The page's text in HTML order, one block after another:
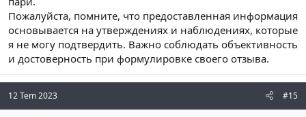
Пожалуйста, помните, что предоставленная информация
основывается на утверждениях и наблюдениях, которые
я не могу подтвердить. Важно соблюдать объективность
и достоверность при формулировке своего отзыва.
12 Tem 2023 #15